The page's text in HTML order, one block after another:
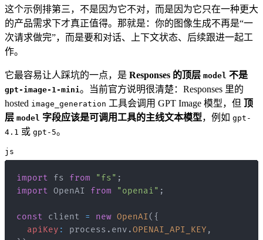
这个示例排第三，不是因为它不对，而是因为它只在一种更大
的产品需求下才真正值得。那就是：你的图像生成不再是“一
次请求做完”，而是要和对话、上下文状态、后续跟进一起工
作。
它最容易让人踩坑的一点，是 Responses 的顶层 model 不是
gpt-image-1-mini。当前官方说明很清楚：Responses 里的
hosted image_generation 工具会调用 GPT Image 模型，但 顶
层 model 字段应该是可调用工具的主线文本模型，例如 gpt-
4.1 或 gpt-5。
js
import fs from "fs" ;
import OpenAI from "openai" ;
const client = new OpenAI( {
apiKey : process . env .OPENAI_API_KEY ,